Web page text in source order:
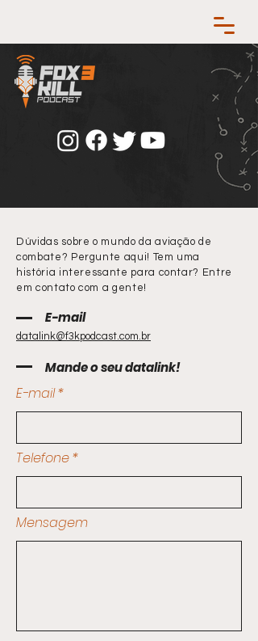
Dúvidas sobre o mundo da aviação de
combate? Pergunte aqui! Tem uma
história interessante para contar? Entre
em contato com a gente!
E-mail
datalink@f3kpodcast.com.br
Mande o seu datalink!
E-mail
Telefone
Mensagem